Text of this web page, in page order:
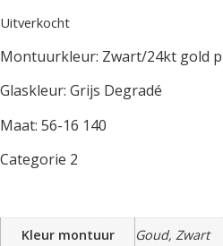
Uitverkocht
Montuurkleur: Zwart/24kt gold
Glaskleur: Grijs Degradé
Maat: 56-16 140
Categorie 2
Kleur montuur
Goud, Zwart